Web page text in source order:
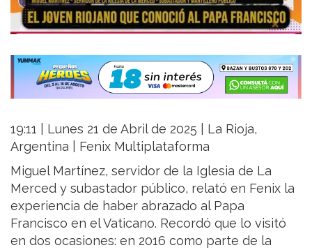
19:11 | Lunes 21 de Abril de 2025 | La Rioja,
Argentina | Fenix Multiplataforma
Miguel Martínez, servidor de la Iglesia de La
Merced y subastador público, relató en Fenix la
experiencia de haber abrazado al Papa
Francisco en el Vaticano. Recordó que lo visitó
en dos ocasiones: en 2016 como parte de la